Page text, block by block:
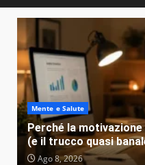
Mente e Salute
Perché la
(e il trucco quasi
Ago 8, 2026